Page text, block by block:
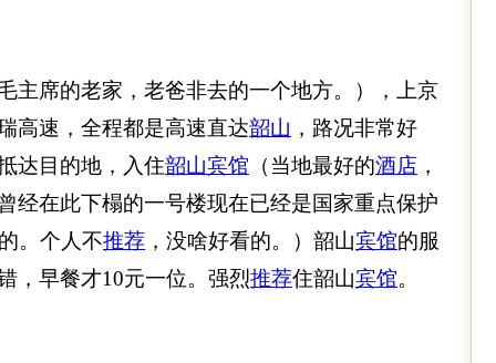
主席的老家，老爸非去的一个地方。），上京
高速，全程都是高速直达韶山 ，路况非常好
达目的地，入住韶山宾馆 （当地最好的酒店 ，
经在此下榻的一号楼现在已经是国家重点保护
。个人不推荐 ，没啥好看的。）韶山宾馆的服
，早餐才10元一位。强烈推荐住韶山宾馆。